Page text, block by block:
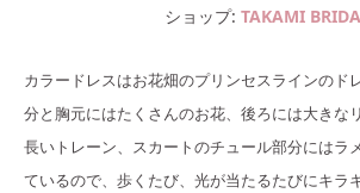
ショップ TAKAMI
カラードレスはお花畑のプリンセスラインのド
分と胸元にはたくさんのお花、後ろには大きな
長いトレーン、スカートのチュール部分にはラ
ているので、歩くたび、光が当たるたびにキラ